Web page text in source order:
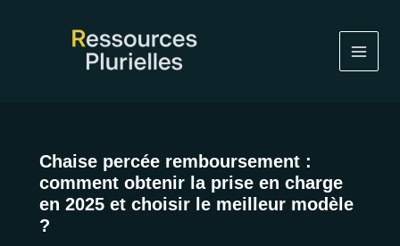
Chaise percée remboursement :
comment obtenir la prise en charge
en 2025 et choisir le meilleur modèle
?